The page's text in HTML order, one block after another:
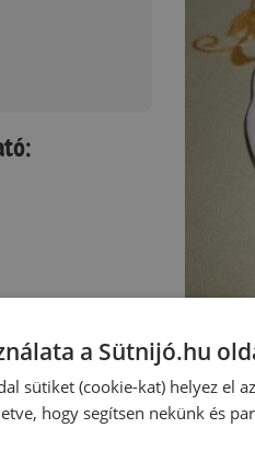
a Sütnijó.hu
sütiket (cookie-kat) helyez el
hogy segítsen nekünk és